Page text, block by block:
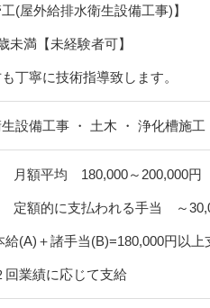
(屋外給排水衛生設備工事)】
未満【未経験者可】
丁寧に技術指導致します。
設備工事 ・ 土木 ・ 浄化槽施工
額平均 180,000～200,000円
額的に支払われる手当 ～
(A)＋諸手当(B)=180,000円以上
業績に応じて支給